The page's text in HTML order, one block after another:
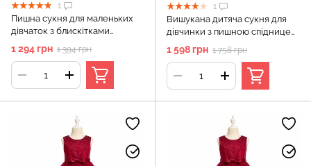
1
Пишна сукня для маленьких
дівчаток з блискітками
1 294 грн 1 394 грн
1
Вишукана дитяча сукня для
дівчинки з пишною спідницею,
Червоний, 110 см, 4-5 років
1 598 грн 1 758 грн